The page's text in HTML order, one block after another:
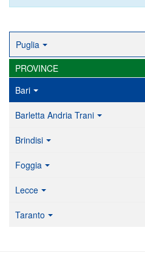
Puglia
PROVINCE
Bari
Barletta Andria Trani
Brindisi
Foggia
Lecce
Taranto